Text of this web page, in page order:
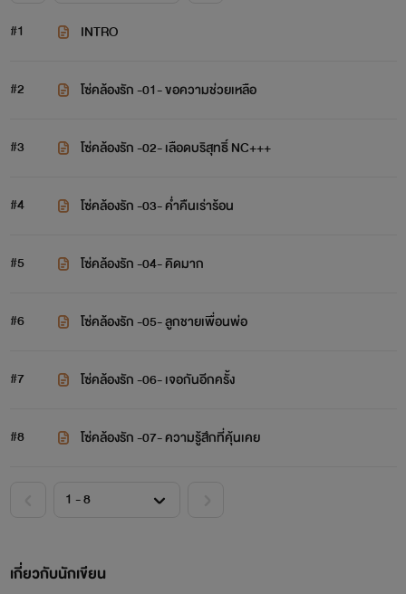
#1 INTRO
#2 โซ่คล้องรัก -01- ขอความช่วยเหลือ
#3 โซ่คล้องรัก -02- เลือดบริสุทธิ์ NC+++
#4 โซ่คล้องรัก -03- ค่ำคืนเร่าร้อน
#5 โซ่คล้องรัก -04- คิดมาก
#6 โซ่คล้องรัก -05- ลูกชายเพื่อนพ่อ
#7 โซ่คล้องรัก -06- เจอกันอีกครั้ง
#8 โซ่คล้องรัก -07- ความรู้สึกที่คุ้นเคย
เกี่ยวกับนักเขียน